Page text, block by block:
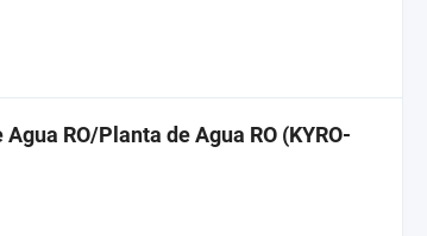
RO/Planta de Agua RO (KYRO-